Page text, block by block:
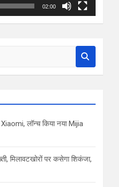
02:00
लॉन्च किया नया Mijia
मिलावटखोरों पर कसेगा शिकंजा,